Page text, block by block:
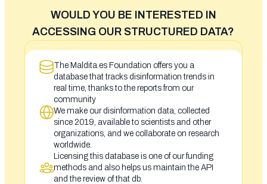
WOULD YOU BE INTERESTED IN
ACCESSING OUR STRUCTURED DATA?
The Maldita.es Foundation offers you a
database that tracks disinformation trends in
real time, thanks to the reports from our
community
We make our disinformation data, collected
since 2019, available to scientists and other
organizations, and we collaborate on research
worldwide.
Licensing this database is one of our funding
methods and also helps us maintain the API
and the review of that db.